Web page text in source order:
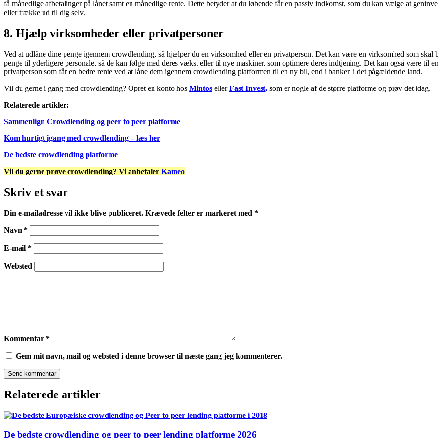
få månedlige afbetalinger på lånet samt en månedlige rente. Dette betyder at du løbende får en passiv indkomst, som du kan vælge at
eller trække ud til dig selv.
8. Hjælp virksomheder eller privatpersoner
Ved at udlåne dine penge igennem crowdlending, så hjælper du en virksomhed eller en privatperson. Det kan være en virksomhed som skal
penge til yderligere personale, så de kan følge med deres vækst eller til nye maskiner, som optimere deres indtjening. Det kan også være til en
privatperson som får en bedre rente ved at låne dem igennem crowdlending platformen til en ny bil, end i banken i det pågældende land.
Vil du gerne i gang med crowdlending? Opret en konto hos Mintos ellerFast Invest, som er nogle af de større platforme og prøv det idag.
Relaterede artikler:
Sammenlign Crowdlending og peer to peer platforme
Kom hurtigt igang med crowdlending – læs her
De bedste crowdlending platforme
Vil du gerne prøve crowdlending? Vi anbefaler Kameo
Skriv et svar
Din e-mailadresse vil ikke blive publiceret. Krævede felter er markeret med *
Navn *
E-mail *
Websted
Kommentar *
Gem mit navn, mail og websted i denne browser til næste gang jeg kommenterer.
Relaterede artikler
De bedste crowdlending og peer to peer lending platforme 2026